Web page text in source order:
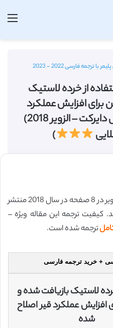
ترجمه فارسی 2022 - 2023
از خرده لاستیک
برای افزایش عملکرد
قیر اصلاح شده (ساینس دایرکت – الزویر 2018)
)
این مقاله انگلیسی ISI در نشریه الزویر در 8 صفحه در سال 2018 منتشر
میباشد. کیفیت ترجمه این مقاله ویژه –
ترجمه شده است.
+ خرید ترجمه فارسی
لاستیک بازیافت شده و
افزایش عملکرد قیر اصلاح
شده